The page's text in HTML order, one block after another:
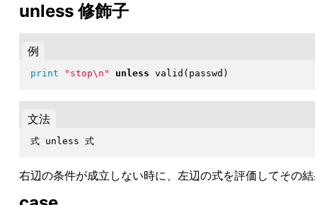
unless 修飾子
例
print " stop\n " unless valid ( passwd )
文法
式 unless 式
右辺の条件が成立しない時に、左辺の式を評価してその